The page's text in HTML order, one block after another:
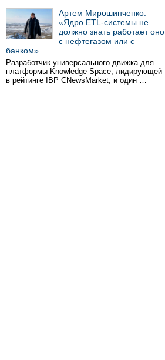
Артем Мирошинченко:
«Ядро ETL-системы не
должно знать работает оно
с нефтегазом или с
банком»
Разработчик универсального движка для
платформы Knowledge Space, лидирующей
в рейтинге IBP CNewsMarket, и один …